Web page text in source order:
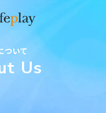
ついて
t Us